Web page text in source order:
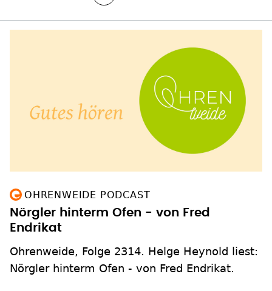
OHRENWEIDE PODCAST
Nörgler hinterm Ofen - von Fred
Endrikat
Ohrenweide, Folge 2314. Helge Heynold liest:
Nörgler hinterm Ofen - von Fred Endrikat.